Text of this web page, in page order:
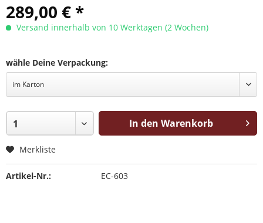
289,00 € *
Versand innerhalb von 10 Werktagen (2 Wochen)
wähle Deine Verpackung:
In den Warenkorb
Merkliste
Artikel-Nr.: EC-603